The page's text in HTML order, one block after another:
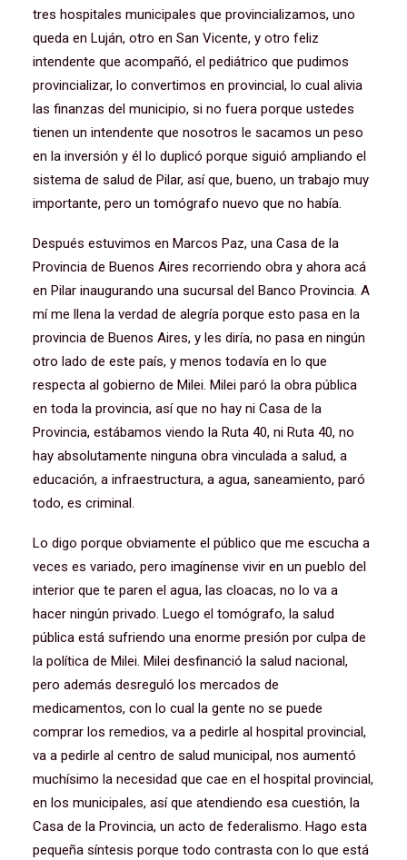
tres hospitales municipales que provincializamos, uno
queda en Luján, otro en San Vicente, y otro feliz
intendente que acompañó, el pediátrico que pudimos
provincializar, lo convertimos en provincial, lo cual alivia
las finanzas del municipio, si no fuera porque ustedes
tienen un intendente que nosotros le sacamos un peso
en la inversión y él lo duplicó porque siguió ampliando el
sistema de salud de Pilar, así que, bueno, un trabajo muy
importante, pero un tomógrafo nuevo que no había.
Después estuvimos en Marcos Paz, una Casa de la
Provincia de Buenos Aires recorriendo obra y ahora acá
en Pilar inaugurando una sucursal del Banco Provincia. A
mí me llena la verdad de alegría porque esto pasa en la
provincia de Buenos Aires, y les diría, no pasa en ningún
otro lado de este país, y menos todavía en lo que
respecta al gobierno de Milei. Milei paró la obra pública
en toda la provincia, así que no hay ni Casa de la
Provincia, estábamos viendo la Ruta 40, ni Ruta 40, no
hay absolutamente ninguna obra vinculada a salud, a
educación, a infraestructura, a agua, saneamiento, paró
todo, es criminal.
Lo digo porque obviamente el público que me escucha a
veces es variado, pero imagínense vivir en un pueblo del
interior que te paren el agua, las cloacas, no lo va a
hacer ningún privado. Luego el tomógrafo, la salud
pública está sufriendo una enorme presión por culpa de
la política de Milei. Milei desfinanció la salud nacional,
pero además desreguló los mercados de
medicamentos, con lo cual la gente no se puede
comprar los remedios, va a pedirle al hospital provincial,
va a pedirle al centro de salud municipal, nos aumentó
muchísimo la necesidad que cae en el hospital provincial,
en los municipales, así que atendiendo esa cuestión, la
Casa de la Provincia, un acto de federalismo. Hago esta
pequeña síntesis porque todo contrasta con lo que está